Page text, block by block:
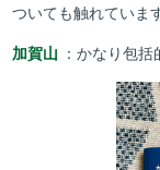
ついても触れています
加賀山 ：かなり包括